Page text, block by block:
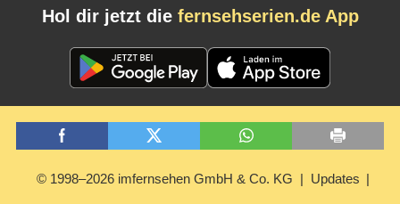
Hol dir jetzt die fernsehserien.de App
© 1998–2026 imfernsehen GmbH & Co. KG Updates